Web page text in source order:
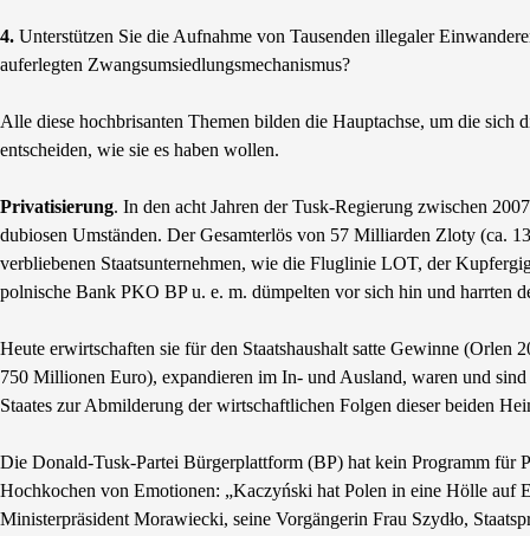
4. Unterstützen Sie die Aufnahme von Tausenden illegaler
auferlegten Zwangsumsiedlungsmechanismus?
Alle diese hochbrisanten Themen bilden die Hauptachse, um die
entscheiden, wie sie es haben wollen.
Privatisierung. In den acht Jahren der Tusk-Regierung zwischen
dubiosen Umständen. Der Gesamterlös von 57 Milliarden Zloty (ca.
verbliebenen Staatsunternehmen, wie die Fluglinie LOT, der
polnische Bank PKO BP u. e. m. dümpelten vor sich hin und harrten
Heute erwirtschaften sie für den Staatshaushalt satte Gewinne
750 Millionen Euro), expandieren im In- und Ausland, waren und
Staates zur Abmilderung der wirtschaftlichen Folgen dieser beiden
Die Donald-Tusk-Partei Bürgerplattform (BP) hat kein Programm für
Hochkochen von Emotionen: „Kaczyński hat Polen in eine Hölle
Ministerpräsident Morawiecki, seine Vorgängerin Frau Szydło,